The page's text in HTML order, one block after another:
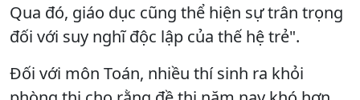
Qua đó, giáo dục cũng thể hiện sự trân trọng
đối với suy nghĩ độc lập của thế hệ trẻ".
Đối với môn Toán, nhiều thí sinh ra khỏi